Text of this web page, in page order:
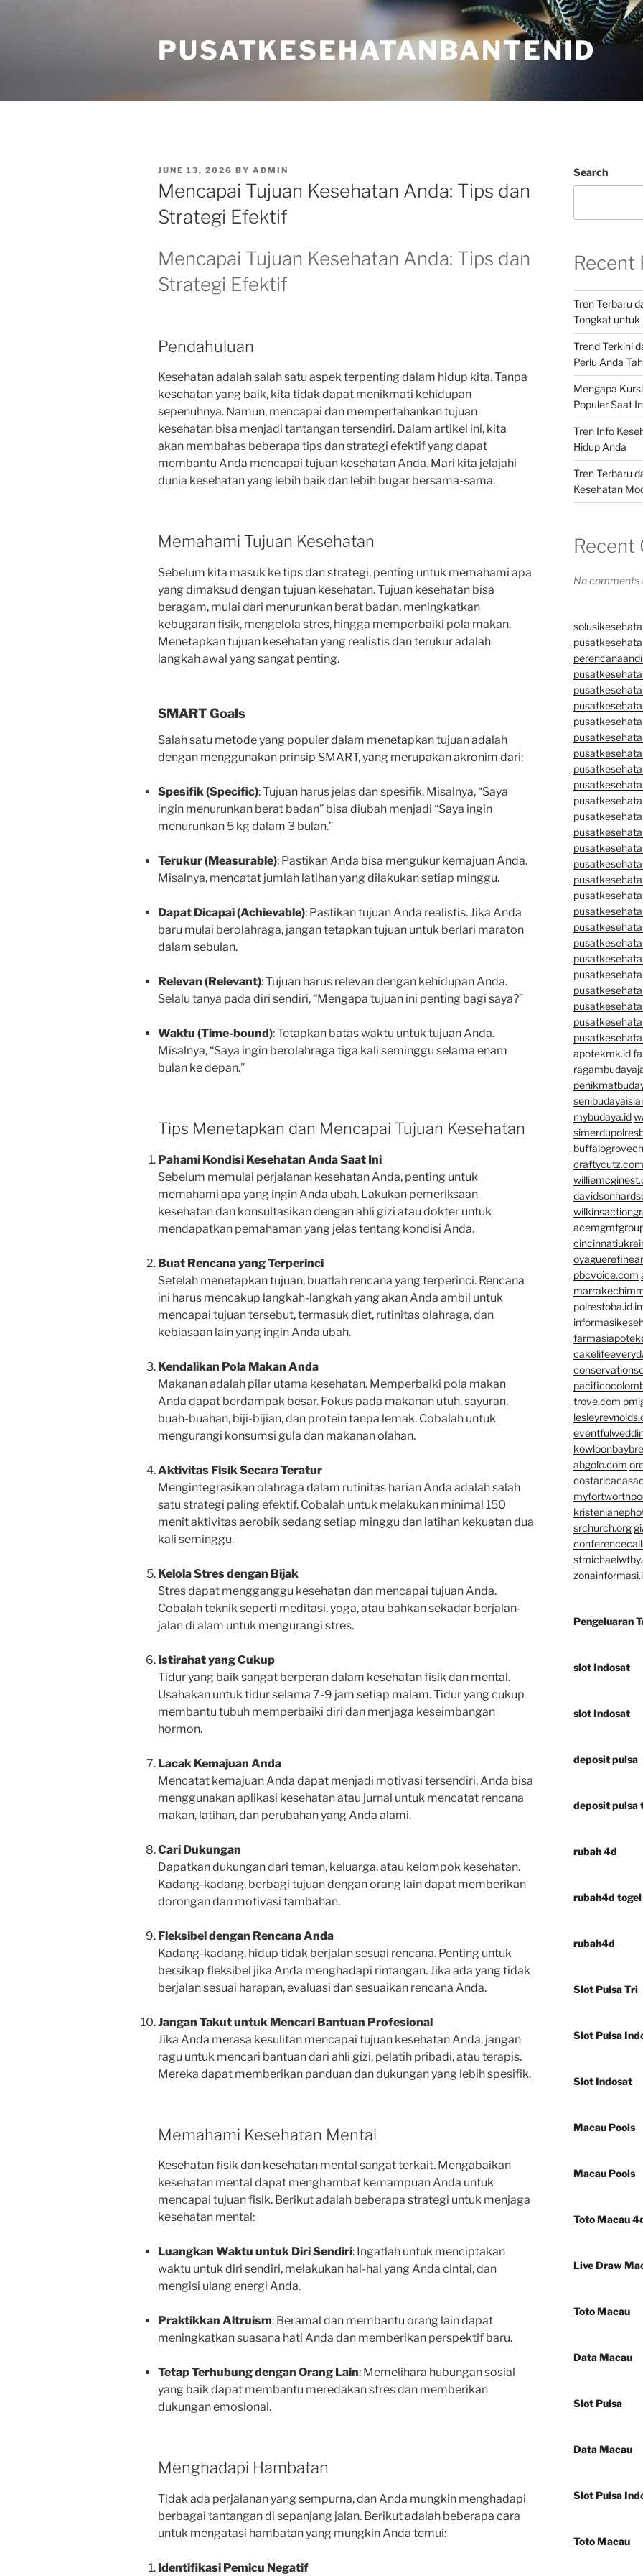
PUSATKESEHATANBANTENID
POSTED
ON
JUNE 13, 2026 BY ADMIN
Mencapai Tujuan Kesehatan Anda: Tips dan
Strategi Efektif
Mencapai Tujuan Kesehatan Anda: Tips dan
Strategi Efektif
Pendahuluan
Kesehatan adalah salah satu aspek terpenting dalam hidup kita. Tanpa
kesehatan yang baik, kita tidak dapat menikmati kehidupan
sepenuhnya. Namun, mencapai dan mempertahankan tujuan
kesehatan bisa menjadi tantangan tersendiri. Dalam artikel ini, kita
akan membahas beberapa tips dan strategi efektif yang dapat
membantu Anda mencapai tujuan kesehatan Anda. Mari kita jelajahi
dunia kesehatan yang lebih baik dan lebih bugar bersama-sama.
Memahami Tujuan Kesehatan
Sebelum kita masuk ke tips dan strategi, penting untuk memahami apa
yang dimaksud dengan tujuan kesehatan. Tujuan kesehatan bisa
beragam, mulai dari menurunkan berat badan, meningkatkan
kebugaran fisik, mengelola stres, hingga memperbaiki pola makan.
Menetapkan tujuan kesehatan yang realistis dan terukur adalah
langkah awal yang sangat penting.
SMART Goals
Salah satu metode yang populer dalam menetapkan tujuan adalah
dengan menggunakan prinsip SMART, yang merupakan akronim dari:
Spesifik (Specific): Tujuan harus jelas dan spesifik. Misalnya, “Saya
ingin menurunkan berat badan” bisa diubah menjadi “Saya ingin
menurunkan 5 kg dalam 3 bulan.”
Terukur (Measurable): Pastikan Anda bisa mengukur kemajuan Anda.
Misalnya, mencatat jumlah latihan yang dilakukan setiap minggu.
Dapat Dicapai (Achievable): Pastikan tujuan Anda realistis. Jika Anda
baru mulai berolahraga, jangan tetapkan tujuan untuk berlari maraton
dalam sebulan.
Relevan (Relevant): Tujuan harus relevan dengan kehidupan Anda.
Selalu tanya pada diri sendiri, “Mengapa tujuan ini penting bagi saya?”
Waktu (Time-bound): Tetapkan batas waktu untuk tujuan Anda.
Misalnya, “Saya ingin berolahraga tiga kali seminggu selama enam
bulan ke depan.”
Tips Menetapkan dan Mencapai Tujuan Kesehatan
Pahami Kondisi Kesehatan Anda Saat Ini
Sebelum memulai perjalanan kesehatan Anda, penting untuk
memahami apa yang ingin Anda ubah. Lakukan pemeriksaan
kesehatan dan konsultasikan dengan ahli gizi atau dokter untuk
mendapatkan pemahaman yang jelas tentang kondisi Anda.
Buat Rencana yang Terperinci
Setelah menetapkan tujuan, buatlah rencana yang terperinci. Rencana
ini harus mencakup langkah-langkah yang akan Anda ambil untuk
mencapai tujuan tersebut, termasuk diet, rutinitas olahraga, dan
kebiasaan lain yang ingin Anda ubah.
Kendalikan Pola Makan Anda
Makanan adalah pilar utama kesehatan. Memperbaiki pola makan
Anda dapat berdampak besar. Fokus pada makanan utuh, sayuran,
buah-buahan, biji-bijian, dan protein tanpa lemak. Cobalah untuk
mengurangi konsumsi gula dan makanan olahan.
Aktivitas Fisik Secara Teratur
Mengintegrasikan olahraga dalam rutinitas harian Anda adalah salah
satu strategi paling efektif. Cobalah untuk melakukan minimal 150
menit aktivitas aerobik sedang setiap minggu dan latihan kekuatan dua
kali seminggu.
Kelola Stres dengan Bijak
Stres dapat mengganggu kesehatan dan mencapai tujuan Anda.
Cobalah teknik seperti meditasi, yoga, atau bahkan sekadar berjalan-
jalan di alam untuk mengurangi stres.
Istirahat yang Cukup
Tidur yang baik sangat berperan dalam kesehatan fisik dan mental.
Usahakan untuk tidur selama 7-9 jam setiap malam. Tidur yang cukup
membantu tubuh memperbaiki diri dan menjaga keseimbangan
hormon.
Lacak Kemajuan Anda
Mencatat kemajuan Anda dapat menjadi motivasi tersendiri. Anda bisa
menggunakan aplikasi kesehatan atau jurnal untuk mencatat rencana
makan, latihan, dan perubahan yang Anda alami.
Cari Dukungan
Dapatkan dukungan dari teman, keluarga, atau kelompok kesehatan.
Kadang-kadang, berbagi tujuan dengan orang lain dapat memberikan
dorongan dan motivasi tambahan.
Fleksibel dengan Rencana Anda
Kadang-kadang, hidup tidak berjalan sesuai rencana. Penting untuk
bersikap fleksibel jika Anda menghadapi rintangan. Jika ada yang tidak
berjalan sesuai harapan, evaluasi dan sesuaikan rencana Anda.
Jangan Takut untuk Mencari Bantuan Profesional
Jika Anda merasa kesulitan mencapai tujuan kesehatan Anda, jangan
ragu untuk mencari bantuan dari ahli gizi, pelatih pribadi, atau terapis.
Mereka dapat memberikan panduan dan dukungan yang lebih spesifik.
Memahami Kesehatan Mental
Kesehatan fisik dan kesehatan mental sangat terkait. Mengabaikan
kesehatan mental dapat menghambat kemampuan Anda untuk
mencapai tujuan fisik. Berikut adalah beberapa strategi untuk menjaga
kesehatan mental:
Luangkan Waktu untuk Diri Sendiri: Ingatlah untuk menciptakan
waktu untuk diri sendiri, melakukan hal-hal yang Anda cintai, dan
mengisi ulang energi Anda.
Praktikkan Altruism: Beramal dan membantu orang lain dapat
meningkatkan suasana hati Anda dan memberikan perspektif baru.
Tetap Terhubung dengan Orang Lain: Memelihara hubungan sosial
yang baik dapat membantu meredakan stres dan memberikan
dukungan emosional.
Menghadapi Hambatan
Tidak ada perjalanan yang sempurna, dan Anda mungkin menghadapi
berbagai tantangan di sepanjang jalan. Berikut adalah beberapa cara
untuk mengatasi hambatan yang mungkin Anda temui:
Identifikasi Pemicu Negatif
Search
Recent
Tren Terbaru
Tongkat untuk
Trend Terkini
Perlu Anda
Mengapa
Populer Saat
Tren Info
Hidup Anda
Tren Terbaru
Kesehatan
Recent
No comments
apotekmk.id
mybudaya.id
craftycutz.com
pbcvoice.com
polrestoba.id
trove.com
abgolo.com
srchurch.org
Pengeluaran
slot Indosat
slot Indosat
deposit pulsa
deposit pulsa
rubah 4d
rubah4d togel
rubah4d
Slot Pulsa Tri
Slot Pulsa
Slot Indosat
Macau Pools
Macau Pools
Toto Macau
Live Draw
Toto Macau
Data Macau
Slot Pulsa
Data Macau
Slot Pulsa
Toto Macau